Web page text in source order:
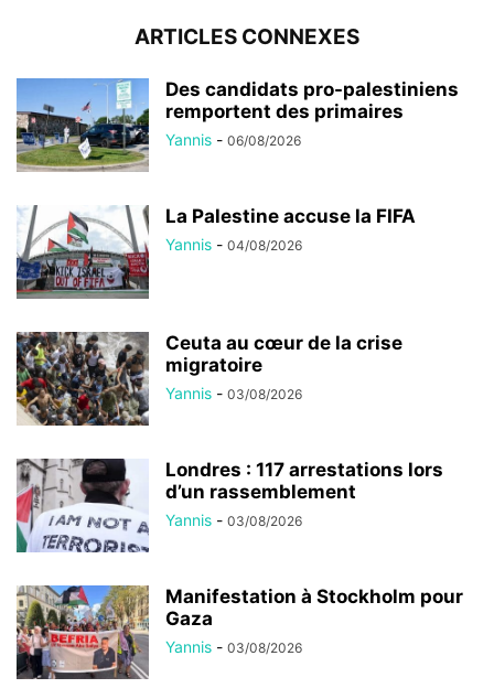
ARTICLES CONNEXES
Des candidats pro-palestiniens
remportent des primaires
Yannis - 06/08/2026
La Palestine accuse la FIFA
Yannis - 04/08/2026
Ceuta au cœur de la crise
migratoire
Yannis - 03/08/2026
Londres : 117 arrestations lors
d’un rassemblement
Yannis - 03/08/2026
Manifestation à Stockholm pour
Gaza
Yannis - 03/08/2026